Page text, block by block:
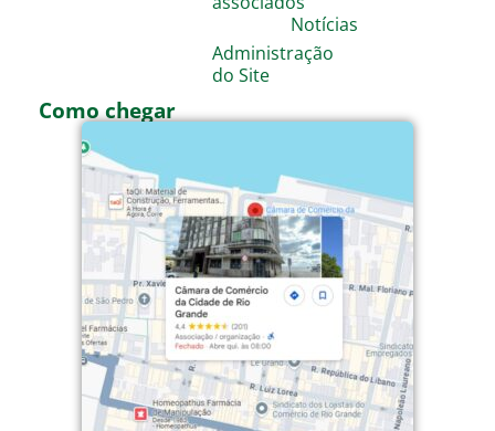
Administração
do Site
Notícias
Como chegar